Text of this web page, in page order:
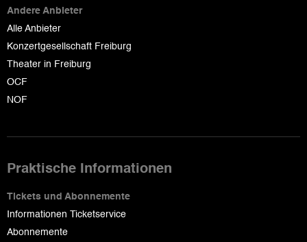
Andere Anbieter
Alle Anbieter
Konzertgesellschaft Freiburg
Theater in Freiburg
OCF
NOF
Praktische Informationen
Tickets und Abonnemente
Informationen Ticketservice
Abonnemente